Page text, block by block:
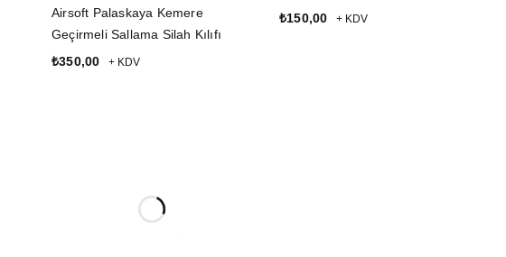
Airsoft Palaskaya Kemere
Geçirmeli Sallama Silah Kılıfı
₺350,00 + KDV
₺150,00 + KDV